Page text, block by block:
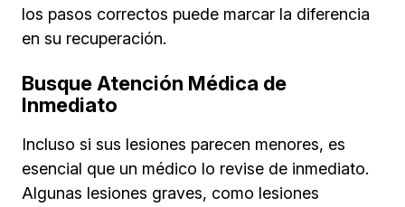
los pasos correctos puede marcar la diferencia
en su recuperación.
Busque Atención Médica de
Inmediato
Incluso si sus lesiones parecen menores, es
esencial que un médico lo revise de inmediato.
Algunas lesiones graves, como lesiones